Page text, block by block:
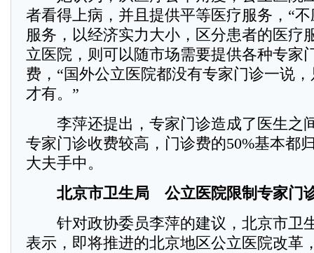
者看得上病，并且提供平等医疗服务，“
服务，以经济实力大小，区分患者的医疗
立医院，则可以随市场需要提供各种专家
费，“国外公立医院都没有专家门诊一说
才有。”
李萍还提出，专家门诊造成了医生之
专家门诊收费较高，门诊费的50%基本都
大夫手中。
北京市卫生局 公立医院限制专家门
针对政协委员李萍的建议，北京市卫
表示，即将推进的北京地区公立医院改革